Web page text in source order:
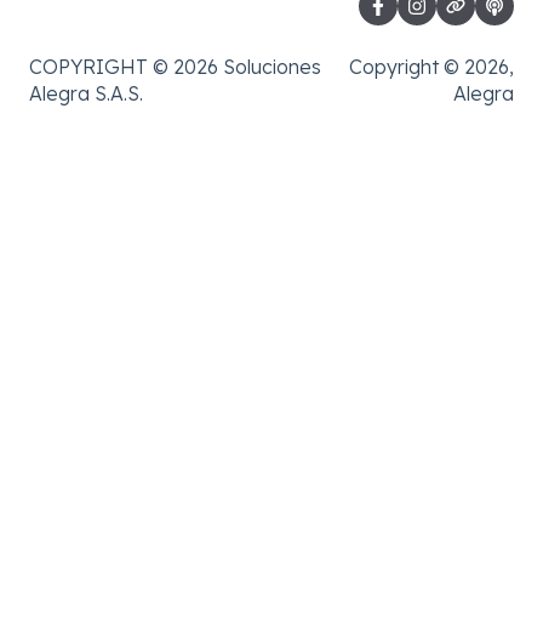
COPYRIGHT © 2026 Soluciones
Alegra S.A.S.
Copyright © 2026,
Alegra